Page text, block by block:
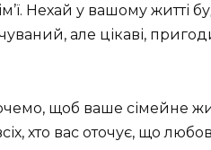
Нехай у вашому житті
але цікаві,
щоб ваше сімейне
хто вас оточує, що